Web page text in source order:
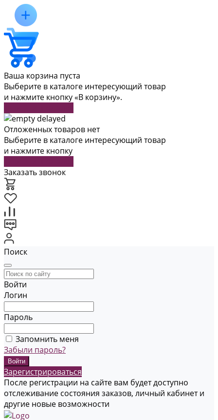
Ваша корзина пуста
Выберите в каталоге интересующий товар
и нажмите кнопку «В корзину».
Отложенных товаров нет
Выберите в каталоге интересующий товар
и нажмите кнопку
Заказать звонок
Поиск
Войти
Логин
Пароль
Запомнить меня
Забыли пароль?
Зарегистрироваться
После регистрации на сайте вам будет доступно
отслеживание состояния заказов, личный кабинет и
другие новые возможности